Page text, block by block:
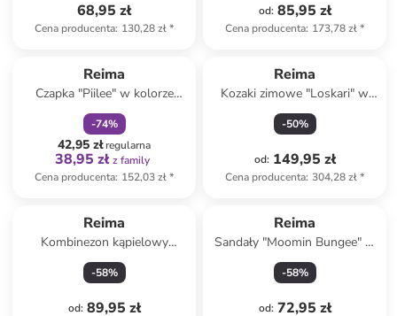
68,95 zł
Cena producenta: 130,28 zł*
od: 85,95 zł
Cena producenta: 173,78 zł*
Reima
Czapka "Piilee" w kolorze
jasnobrązowym
-74%
42,95 złregularna
38,95 zł z family
Cena producenta: 152,03 zł*
Reima
Kozaki zimowe "Loskari" w
kolorze niebieskim
-50%
od: 149,95 zł
Cena producenta: 304,28 zł*
Reima
Kombinezon kąpielowy
"Vesihiisi" w kolorze
niebiesko-pomarańczowym
-58%
od: 89,95 zł
Reima
Sandały "Moomin Bungee" w
kolorze różowym
-58%
od: 72,95 zł